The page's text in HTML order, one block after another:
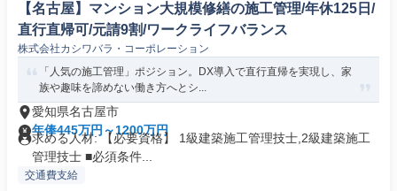
【名古屋】マンション大規模修繕の施工管理/年休125日/
直行直帰可/元請9割/ワークライフバランス
株式会社カシワバラ・コーポレーション
「人気の施工管理」ポジション。DX導入で直行直帰を実現し、家
族や趣味を諦めない働き方へとシ...
愛知県名古屋市
年俸445万円～1200万円
求める人材: 【必要資格】 1級建築施工管理技士,2級建築施工
管理技士 ■必須条件...
交通費支給